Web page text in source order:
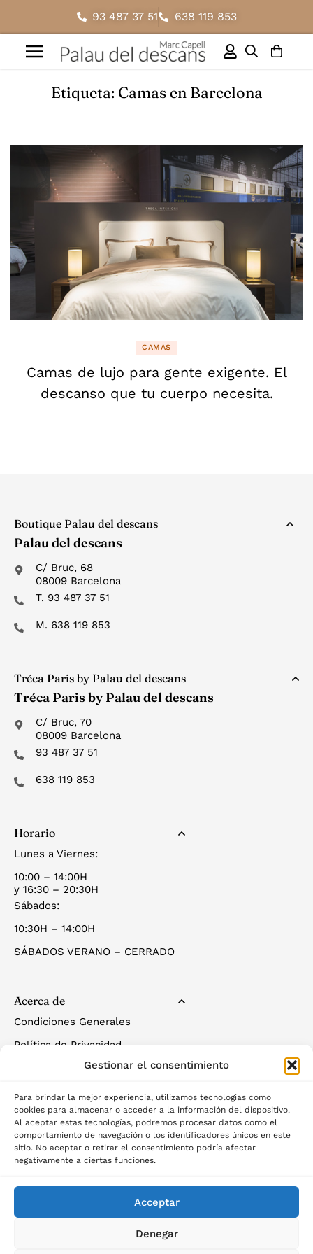
Gestionar el consentimiento
Para brindar la mejor experiencia, utilizamos tecnologías como
cookies para almacenar o acceder a la información del dispositivo.
Al aceptar estas tecnologías, podremos procesar datos como el
comportamiento de navegación o los identificadores únicos en este
sitio. No aceptar o retirar el consentimiento podría afectar
negativamente a ciertas funciones.
Acceptar
Denegar
93 487 37 51 638 119 853
Etiqueta: Camas en Barcelona
CAMAS
Camas de lujo para gente exigente. El
descanso que tu cuerpo necesita.
Boutique Palau del descans
Palau del descans
C/ Bruc, 68
08009 Barcelona
T. 93 487 37 51
M. 638 119 853
Tréca Paris by Palau del descans
Tréca Paris by Palau del descans
C/ Bruc, 70
08009 Barcelona
93 487 37 51
638 119 853
Horario
Lunes a Viernes:
10:00 – 14:00H
y 16:30 – 20:30H
Sábados:
10:30H – 14:00H
SÁBADOS VERANO – CERRADO
Acerca de
Condiciones Generales
Política de Privacidad
Política de Cookies
©2025 Palau del descans